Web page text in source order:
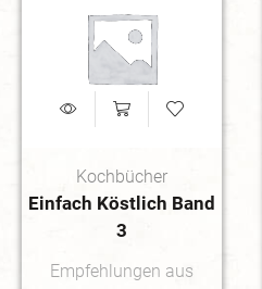
Kochbücher
Einfach Köstlich Band
3
Empfehlungen aus